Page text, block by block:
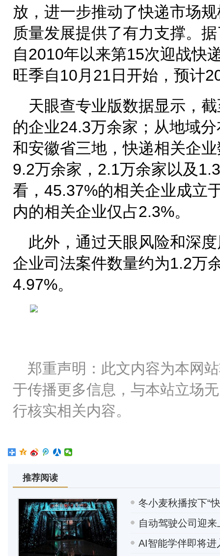
放，进一步推动了快递市场
质量发展提供了有力支撑。
自2010年以来第15次迎战快
旺季自10月21日开始，预计
天眼查专业版数据显示，
的企业24.3万余家；从地域
和安徽省三地，快递相关企
9.2万余家，2.1万余家以及
看，45.37%的相关企业成立
内的相关企业仅占2.3%。
此外，通过天眼风险和深
企业司法案件数量约为1.2万
4.97%。
郑重声明：此文内容为本网
于传播更多信息，与本站立场
行核实相关内容。
推荐阅读
冬小麦秋播按下“
自动驾驶公司迎
AI智能学伴即将进